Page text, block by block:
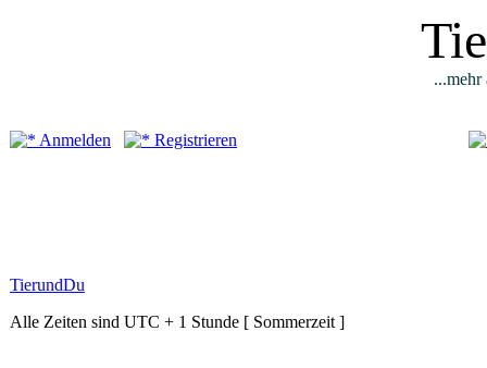
...mehr
Anmelden Registrieren
TierundDu
Alle Zeiten sind UTC + 1 Stunde [ Sommerzeit ]